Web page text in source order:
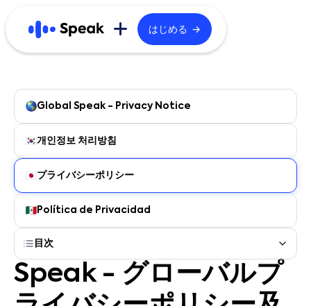
ホーム
キャリア
法人向け
English 한국어
はじめる →
Global Speak - Privacy Notice
개인정보 처리방침
プライバシーポリシー
Política de Privacidad
目次
Speak - グローバルプ